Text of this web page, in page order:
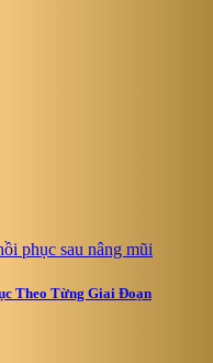
Theo Từng Giai Đoạn